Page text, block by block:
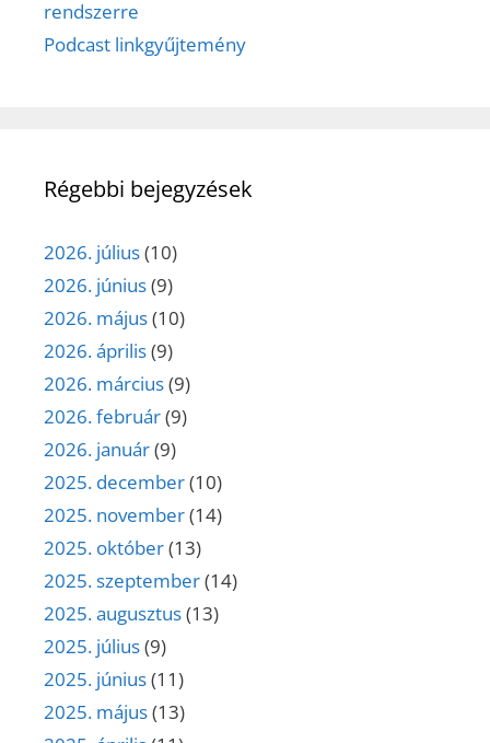
rendszerre
Podcast linkgyűjtemény
Régebbi bejegyzések
2026. július(10)
2026. június(9)
2026. május(10)
2026. április(9)
2026. március(9)
2026. február(9)
2026. január(9)
2025. december(10)
2025. november(14)
2025. október(13)
2025. szeptember(14)
2025. augusztus(13)
2025. július(9)
2025. június(11)
2025. május(13)